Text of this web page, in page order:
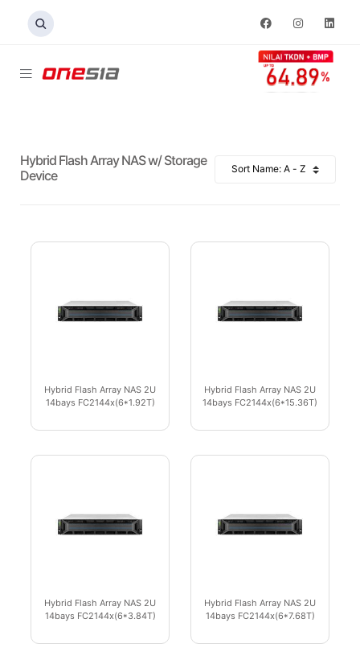
Hybrid Flash Array NAS w/ Storage
Device
Hybrid Flash Array NAS 2U
14bays FC2144x(6*1.92T)
Hybrid Flash Array NAS 2U
14bays FC2144x(6*15.36T)
Hybrid Flash Array NAS 2U
14bays FC2144x(6*3.84T)
Hybrid Flash Array NAS 2U
14bays FC2144x(6*7.68T)